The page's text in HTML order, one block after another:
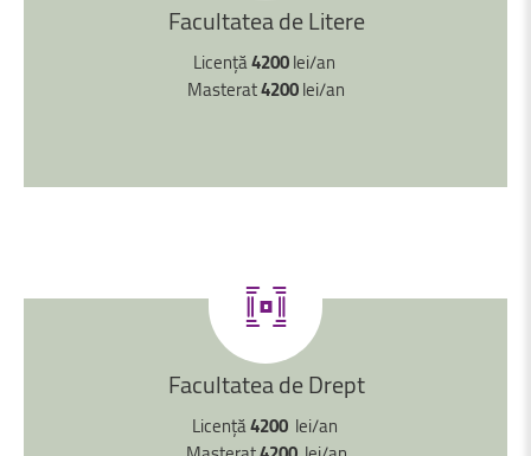
FacultateadeLitere
Licență4200lei/an
Masterat4200lei/an
FacultateadeDrept
Licență4200 lei/an